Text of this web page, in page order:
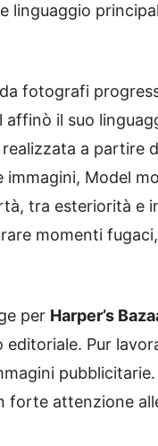
linguaggio
fotografi
il suo
realizzata a partire
Model
tra esteriorità e
momenti
per Harper’s
Pur
attenzione